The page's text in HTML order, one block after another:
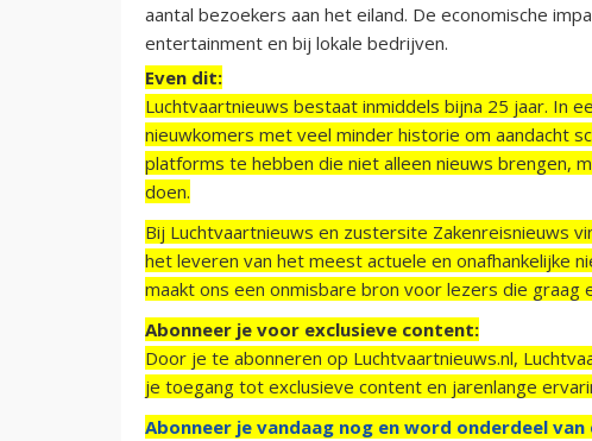
aantal bezoekers aan het eiland. De economische
entertainment en bij lokale bedrijven.
Even dit:
Luchtvaartnieuws bestaat inmiddels bijna 25 jaar. In
nieuwkomers met veel minder historie om aandacht
platforms te hebben die niet alleen nieuws brengen,
doen.
Bij Luchtvaartnieuws en zustersite Zakenreisnieuws
het leveren van het meest actuele en onafhankelijke
maakt ons een onmisbare bron voor lezers die graag
Abonneer je voor exclusieve content:
Door je te abonneren op Luchtvaartnieuws.nl,
je toegang tot exclusieve content en jarenlange
Abonneer je vandaag nog en word onderdeel